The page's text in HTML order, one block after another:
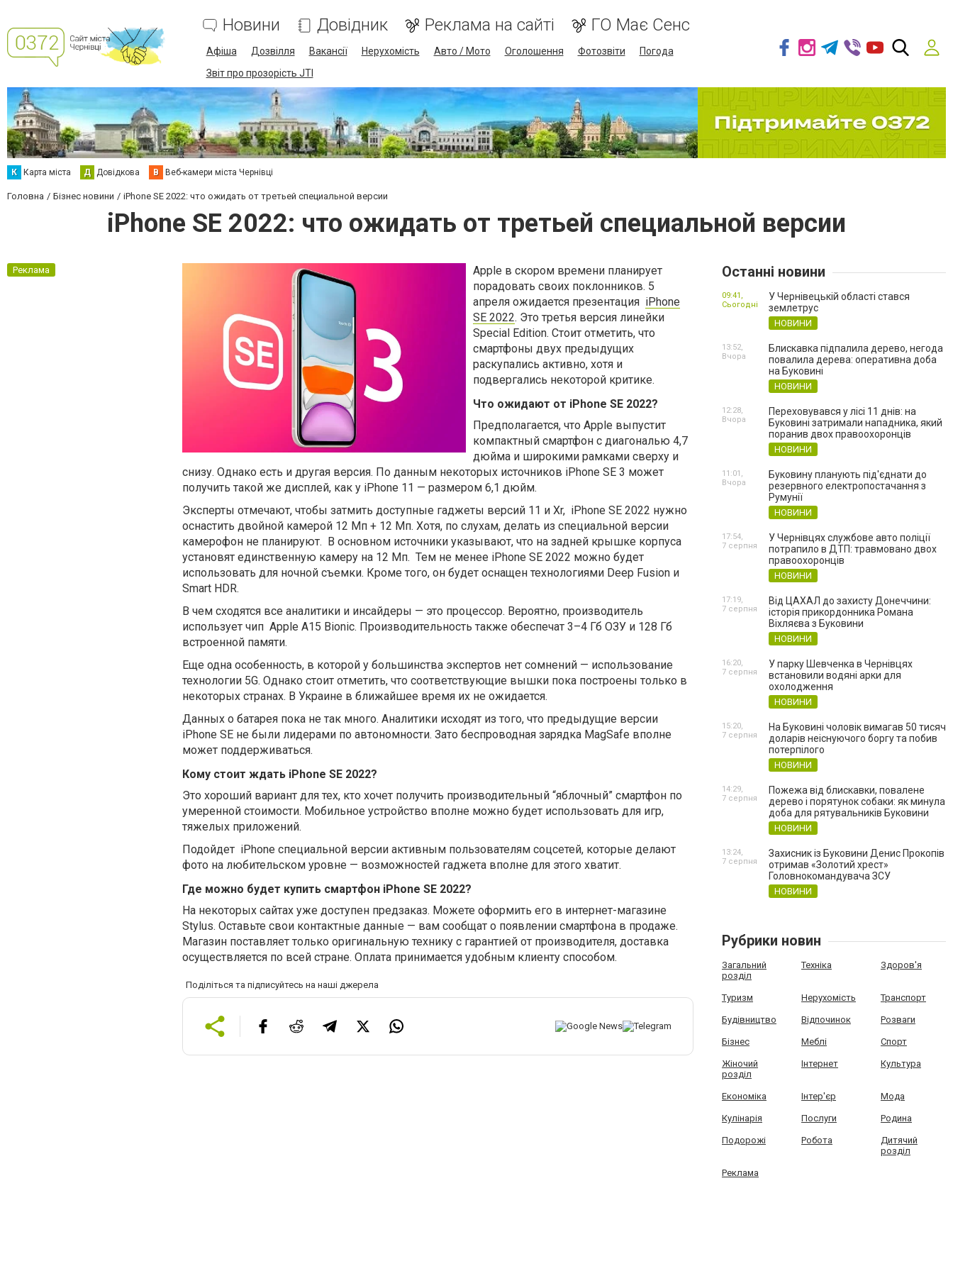
Новини Довідник Реклама на сайті ГО Має Сенс
Афіша Дозвілля Вакансії Нерухомість Авто / Мото Оголошення Фотозвіти
Погода
Звіт про прозорість JTI
К Карта міста Д Довідкова В Веб-камери міста Чернівці
Головна Бізнес новини iPhone SE 2022: что ожидать от третьей специальной версии
iPhone SE 2022: что ожидать от третьей специальной версии
Реклама
Apple в скором времени планирует
порадовать своих поклонников. 5
апреля ожидается презентация iPhone
SE 2022. Это третья версия линейки
Special Edition. Стоит отметить, что
смартфоны двух предыдущих
раскупались активно, хотя и
подвергались некоторой критике.
Что ожидают от iPhone SE 2022?
Предполагается, что Apple выпустит
компактный смартфон с диагональю 4,7
дюйма и широкими рамками сверху и
снизу. Однако есть и другая версия. По данным некоторых источников iPhone SE 3 может
получить такой же дисплей, как у iPhone 11 — размером 6,1 дюйм.
Эксперты отмечают, чтобы затмить доступные гаджеты версий 11 и Xr, iPhone SE 2022 нужно
оснастить двойной камерой 12 Мп + 12 Мп. Хотя, по слухам, делать из специальной версии
камерофон не планируют. В основном источники указывают, что на задней крышке корпуса
установят единственную камеру на 12 Мп. Тем не менее iPhone SE 2022 можно будет
использовать для ночной съемки. Кроме того, он будет оснащен технологиями Deep Fusion и
Smart HDR.
В чем сходятся все аналитики и инсайдеры — это процессор. Вероятно, производитель
использует чип Apple A15 Bionic. Производительность также обеспечат 3–4 Гб ОЗУ и 128 Гб
встроенной памяти.
Еще одна особенность, в которой у большинства экспертов нет сомнений — использование
технологии 5G. Однако стоит отметить, что соответствующие вышки пока построены только в
некоторых странах. В Украине в ближайшее время их не ожидается.
Данных о батарея пока не так много. Аналитики исходят из того, что предыдущие версии
iPhone SE не были лидерами по автономности. Зато беспроводная зарядка MagSafe вполне
может поддерживаться.
Кому стоит ждать iPhone SE 2022?
Это хороший вариант для тех, кто хочет получить производительный “яблочный” смартфон по
умеренной стоимости. Мобильное устройство вполне можно будет использовать для игр,
тяжелых приложений.
Подойдет iPhone специальной версии активным пользователям соцсетей, которые делают
фото на любительском уровне — возможностей гаджета вполне для этого хватит.
Где можно будет купить смартфон iPhone SE 2022?
На некоторых сайтах уже доступен предзаказ. Можете оформить его в интернет-магазине
Stylus. Оставьте свои контактные данные — вам сообщат о появлении смартфона в продаже.
Магазин поставляет только оригинальную технику с гарантией от производителя, доставка
осуществляется по всей стране. Оплата принимается удобным клиенту способом.
Поділіться та підписуйтесь на наші джерела
Останні новини
У Чернівецькій області стався
землетрус
НОВИНИ
09:41,
Сьогодні
Блискавка підпалила дерево, негода
повалила дерева: оперативна доба
на Буковині
НОВИНИ
13:52,
Вчора
Переховувався у лісі 11 днів: на
Буковині затримали нападника, який
поранив двох правоохоронців
НОВИНИ
12:28,
Вчора
Буковину планують під'єднати до
резервного електропостачання з
Румунії
НОВИНИ
11:01,
Вчора
У Чернівцях службове авто поліції
потрапило в ДТП: травмовано двох
правоохоронців
НОВИНИ
17:54,
7 серпня
Від ЦАХАЛ до захисту Донеччини:
історія прикордонника Романа
Віхляєва з Буковини
НОВИНИ
17:19,
7 серпня
У парку Шевченка в Чернівцях
встановили водяні арки для
охолодження
НОВИНИ
16:20,
7 серпня
На Буковині чоловік вимагав 50 тисяч
доларів неіснуючого боргу та побив
потерпілого
НОВИНИ
15:20,
7 серпня
Пожежа від блискавки, повалене
дерево і порятунок собаки: як минула
доба для рятувальників Буковини
НОВИНИ
14:29,
7 серпня
Захисник із Буковини Денис Прокопів
отримав «Золотий хрест»
Головнокомандувача ЗСУ
НОВИНИ
13:24,
7 серпня
Рубрики новин
Загальний
розділ
Техніка Здоров'я
Туризм Нерухомість Транспорт
Будівництво Відпочинок Розваги
Бізнес Меблі Спорт
Жіночий
розділ
Інтернет Культура
Економіка Інтер'єр Мода
Кулінарія Послуги Родина
Подорожі Робота
Дитячий
розділ
Реклама